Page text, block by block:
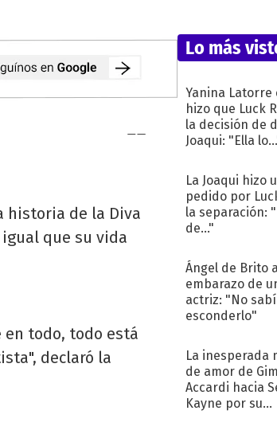
historia de la Diva
que su vida
todo, todo está
declaró la
Lo más
Yanina Latorre
hizo que Luck
la decisión de
Joaqui: "Ella
La Joaqui hizo
pedido por
la separación:
de..."
Ángel de Brito
embarazo de
actriz: "No
esconderlo"
La inesperada
de amor de
Accardi hacia
Kayne por su